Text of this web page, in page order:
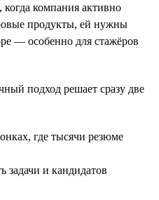
компания активно
продукты, ей нужны
— особенно для стажёров
подход решает сразу две
где тысячи резюме
задачи и кандидатов